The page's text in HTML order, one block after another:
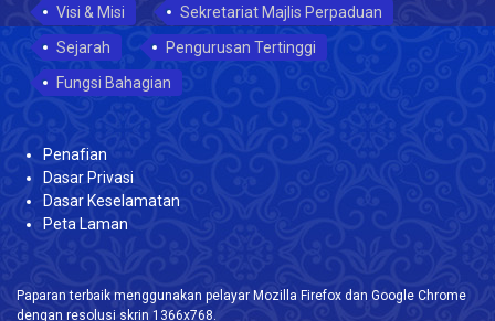
Visi & Misi
Sekretariat Majlis Perpaduan
Sejarah
Pengurusan Tertinggi
Fungsi Bahagian
Penafian
Dasar Privasi
Dasar Keselamatan
Peta Laman
Paparan terbaik menggunakan pelayar Mozilla Firefox dan Google Chrome
dengan resolusi skrin 1366x768.